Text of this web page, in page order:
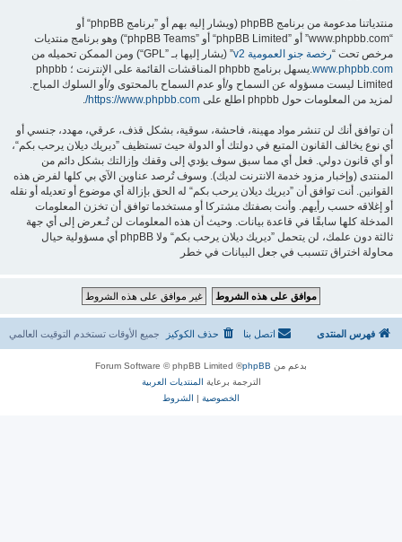
منتدياتنا مدعومة من برنامج phpBB (ويشار إليه بهم أو ”برنامج phpBB“ أو
“www.phpbb.com” أو ”phpBB Limited“ أو ”phpBB Teams“) وهو برنامج منتديات
مرخص تحت “رخصة جنو العمومية v2
” (يشار إليها بـ ”GPL“) ومن الممكن تحميله من
www.phpbb.com
.يسهل برنامج phpbb المناقشات القائمة على الإنترنت ؛ phpbb
Limited ليست مسؤوله عن السماح و/أو عدم السماح بالمحتوى و/أو السلوك المباح.
لمزيد من المعلومات حول phpbb اطلع على
https://www.phpbb.com/
.
أن توافق أنك لن تنشر مواد مهينة، فاحشة، سوقية، بشكل قذف، عرقي، مهدد، جنسي أو
أي نوع يخالف القانون المتبع في دولتك أو الدولة حيث تستظيف ”ديريك ديلان يرحب بكم“،
أو أي قانون دولي. فعل أي مما سبق سوف يؤدي إلى وقفك وإزالتك بشكل دائم من
المنتدى (وإخبار مزود خدمة الانترنت لديك). وسوف تُرصد عناوين الآي بي كلها لفرض هذه
القوانين. أنت توافق أن ”ديريك ديلان يرحب بكم“ له الحق بإزالة أي موضوع أو تعديله أو نقله
أو إغلاقه حسب رأيهم. وأنت بصفتك مشتركا أو مستخدما توافق أن تخزن المعلومات
المدخلة كلها سابقًا في قاعدة بيانات. وحيث أن هذه المعلومات لن تُـعرض إلى أي جهة
ثالثة دون علمك، لن يتحمل ”ديريك ديلان يرحب بكم“ ولا phpBB أي مسؤولية حيال
محاولة اختراق تتسبب في جعل البيانات في خطر
فهرس المنتدى جميع الأوقات تستخدم التوقيت العالمي حذف الكوكيز اتصل بنا
بدعم من phpBB
® Forum Software © phpBB Limited
الترجمة برعاية المنتديات العربية
الخصوصية | الشروط